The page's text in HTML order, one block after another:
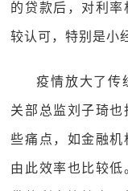
的贷款后，对利
较认可，特别是小
疫情放大了传
关部总监刘子琦
些痛点，如金融机
由此效率也比较